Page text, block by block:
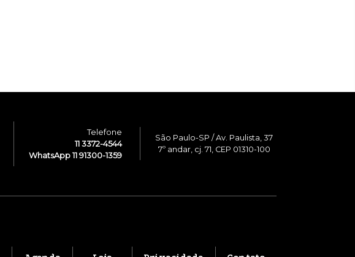
Telefone
11 3372-4544
WhatsApp 11 91300-1359
São Paulo-SP / Av. Paulista, 37
7º andar, cj. 71, CEP 01310-100